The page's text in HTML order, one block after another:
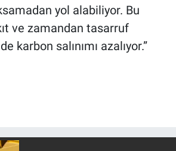
yol alabiliyor. Bu
ve zamandan tasarruf
karbon salınımı azalıyor.”